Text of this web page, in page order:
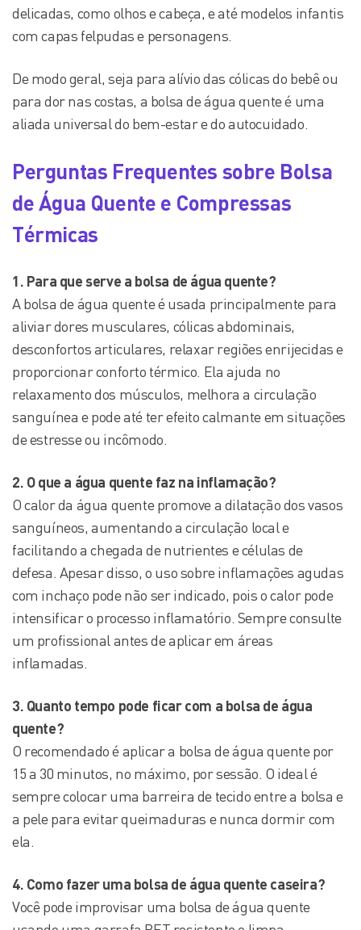
delicadas, como olhos e cabeça, e até modelos infantis
com capas felpudas e personagens.
De modo geral, seja para alívio das cólicas do bebê ou
para dor nas costas, a bolsa de água quente é uma
aliada universal do bem-estar e do autocuidado.
Perguntas Frequentes sobre Bolsa
de Água Quente e Compressas
Térmicas
1. Para que serve a bolsa de água quente?
A bolsa de água quente é usada principalmente para
aliviar dores musculares, cólicas abdominais,
desconfortos articulares, relaxar regiões enrijecidas e
proporcionar conforto térmico. Ela ajuda no
relaxamento dos músculos, melhora a circulação
sanguínea e pode até ter efeito calmante em situações
de estresse ou incômodo.
2. O que a água quente faz na inflamação?
O calor da água quente promove a dilatação dos vasos
sanguíneos, aumentando a circulação local e
facilitando a chegada de nutrientes e células de
defesa. Apesar disso, o uso sobre inflamações agudas
com inchaço pode não ser indicado, pois o calor pode
intensificar o processo inflamatório. Sempre consulte
um profissional antes de aplicar em áreas
inflamadas.
3. Quanto tempo pode ficar com a bolsa de água
quente?
O recomendado é aplicar a bolsa de água quente por
15 a 30 minutos, no máximo, por sessão. O ideal é
sempre colocar uma barreira de tecido entre a bolsa e
a pele para evitar queimaduras e nunca dormir com
ela.
4. Como fazer uma bolsa de água quente caseira?
Você pode improvisar uma bolsa de água quente